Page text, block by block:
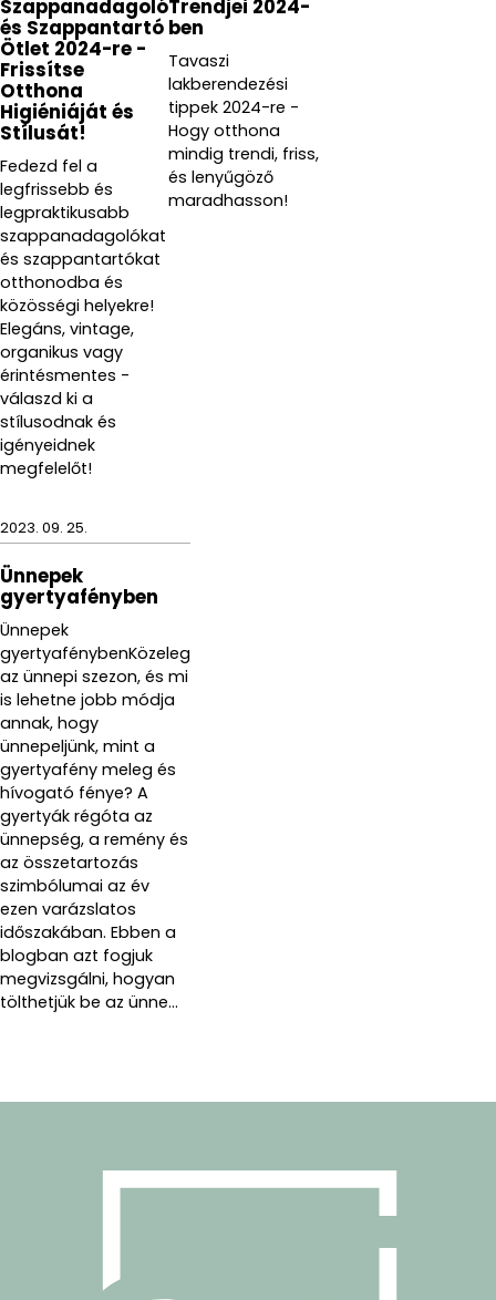
Szappanadagoló
és Szappantartó
Ötlet 2024-re -
Frissítse
Otthona
Higiéniáját és
Stílusát!
Fedezd fel a
legfrissebb és
legpraktikusabb
szappanadagolókat
és szappantartókat
otthonodba és
közösségi helyekre!
Elegáns, vintage,
organikus vagy
érintésmentes -
válaszd ki a
stílusodnak és
igényeidnek
megfelelőt!
Trendjei 2024-
ben
Tavaszi
lakberendezési
tippek 2024-re -
Hogy otthona
mindig trendi, friss,
és lenyűgöző
maradhasson!
2023. 09. 25.
Ünnepek
gyertyafényben
Ünnepek
gyertyafénybenKözeleg
az ünnepi szezon, és mi
is lehetne jobb módja
annak, hogy
ünnepeljünk, mint a
gyertyafény meleg és
hívogató fénye? A
gyertyák régóta az
ünnepség, a remény és
az összetartozás
szimbólumai az év
ezen varázslatos
időszakában. Ebben a
blogban azt fogjuk
megvizsgálni, hogyan
tölthetjük be az ünne...